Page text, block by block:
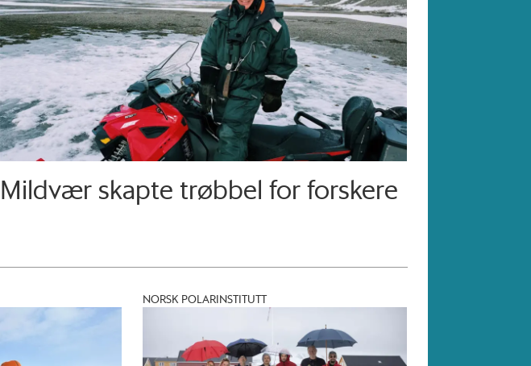
Mildvær skapte trøbbel for forskere
NORSK POLARINSTITUTT